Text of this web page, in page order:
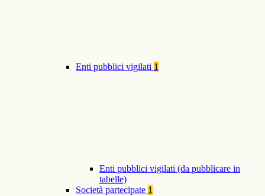
Enti pubblici vigilati 1
Enti pubblici vigilati (da pubblicare in
tabelle)
Società partecipate 1